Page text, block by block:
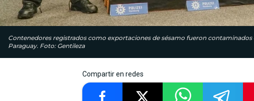
Contenedores registrados como exportaciones de sésamo fueron
Paraguay. Foto: Gentileza
Compartir en redes